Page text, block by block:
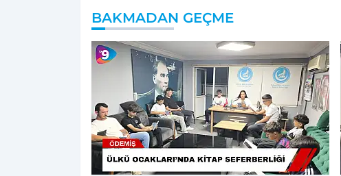
BAKMADAN GEÇME